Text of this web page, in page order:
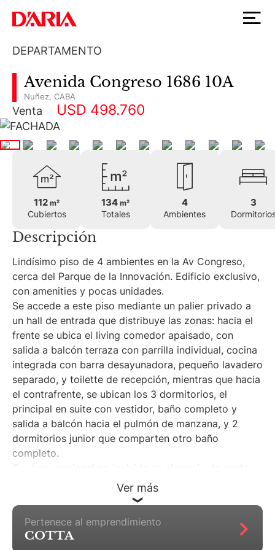
DEPARTAMENTO
Avenida Congreso 1686 10A
Nuñez CABA
Venta USD 498.760
112m²
Cubiertos
134m²
Totales
4
Ambientes
3
Descripción
Lindísimo piso de 4 ambientes en la Av Congreso,
cerca del Parque de la Innovación. Edificio exclusivo,
con amenities y pocas unidades.
Se accede a este piso mediante un palier privado a
un hall de entrada que distribuye las zonas: hacia el
frente se ubica el living comedor apaisado, con
salida a balcón terraza con parrilla individual, cocina
integrada con barra desayunadora, pequeño lavadero
separado, y toilette de recepción, mientras que hacia
el contrafrente, se ubican los 3 dormitorios, el
principal en suite con vestidor, baño completo y
salida a balcón hacia el pulmón de manzana, y 2
dormitorios junior que comparten otro baño
completo.
Cochera opcional no incluida en el precio de venta:
U$35.000 cubierta en PB y U$30.000 cubierta en
subsuelo (por montavehículo).
Ver más
Pertenece al emprendimiento
COTTA